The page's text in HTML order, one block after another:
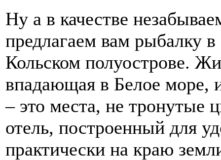
Ну а в качестве
предлагаем вам рыбалку
Кольском полуострове.
впадающая в Белое море,
– это места, не тронутые
отель, построенный для
практически на краю